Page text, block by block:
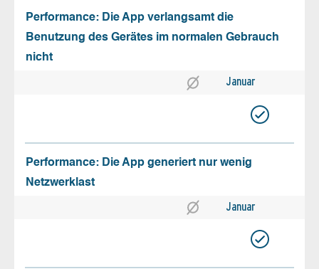
Performance: Die App verlangsamt die
Benutzung des Gerätes im normalen Gebrauch
nicht
Januar
Performance: Die App generiert nur wenig
Netzwerklast
Januar